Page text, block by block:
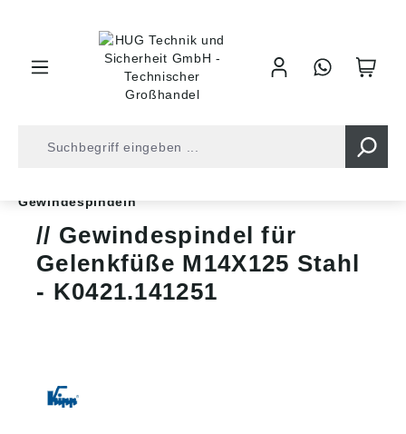
Gewindespindeln
Gewindespindel für
Gelenkfüße M14X125 Stahl
- K0421.141251